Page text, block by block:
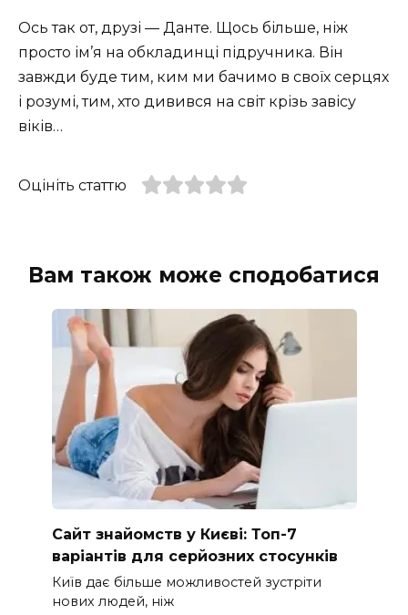
Ось так от, друзі — Данте. Щось більше, ніж
просто ім’я на обкладинці підручника. Він
завжди буде тим, ким ми бачимо в своїх серцях
і розумі, тим, хто дивився на світ крізь завісу
віків…
Оцініть статтю
Вам також може сподобатися
Сайт знайомств у Києві: Топ-7
варіантів для серйозних стосунків
Київ дає більше можливостей зустріти
нових людей, ніж